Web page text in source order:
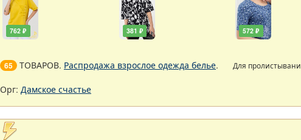
762 ₽ 381 ₽ 572 ₽
65 ТОВАРОВ. Распродажа взрослое одежда белье. Для
Орг: Дамское счастье